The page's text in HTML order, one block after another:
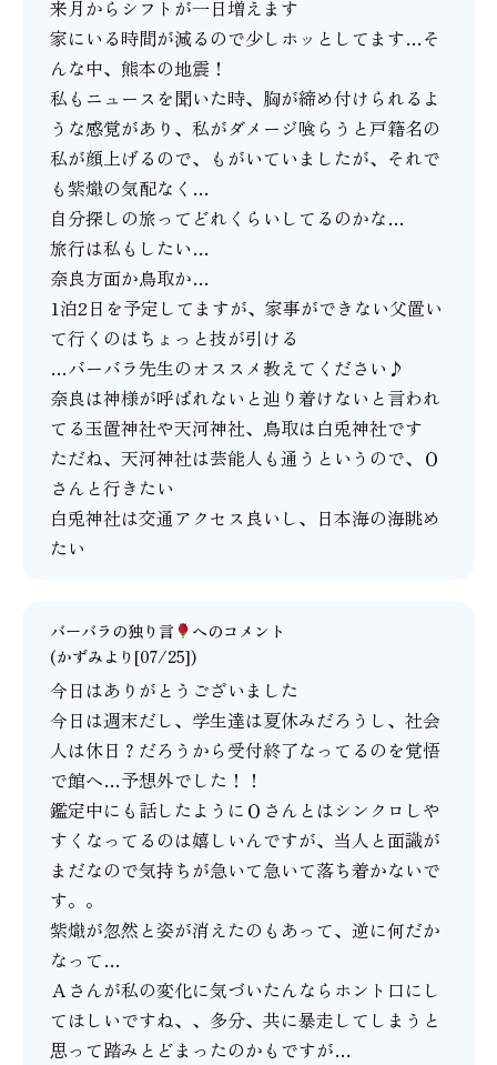
来月からシフトが一日増えます
家にいる時間が減るので少しホッとしてます…そ
んな中、熊本の地震！
私もニュースを聞いた時、胸が締め付けられるよ
うな感覚があり、私がダメージ喰らうと戸籍名の
私が顔上げるので、もがいていましたが、それで
も紫熾の気配なく…
自分探しの旅ってどれくらいしてるのかな…
旅行は私もしたい…
奈良方面か鳥取か…
1泊2日を予定してますが、家事ができない父置い
て行くのはちょっと技が引ける
…バーバラ先生のオススメ教えてください♪
奈良は神様が呼ばれないと辿り着けないと言われ
てる玉置神社や天河神社、鳥取は白兎神社です
ただね、天河神社は芸能人も通うというので、Ｏ
さんと行きたい
白兎神社は交通アクセス良いし、日本海の海眺め
たい
バーバラの独り言
へのコメント
(かずみより[07/25])
今日はありがとうございました
今日は週末だし、学生達は夏休みだろうし、社会
人は休日？だろうから受付終了なってるのを覚悟
で館へ…予想外でした！！
鑑定中にも話したようにＯさんとはシンクロしや
すくなってるのは嬉しいんですが、当人と面識が
まだなので気持ちが急いて急いて落ち着かないで
す。。
紫熾が忽然と姿が消えたのもあって、逆に何だか
なって…
Ａさんが私の変化に気づいたんならホント口にし
てほしいですね、、多分、共に暴走してしまうと
思って踏みとどまったのかもですが…